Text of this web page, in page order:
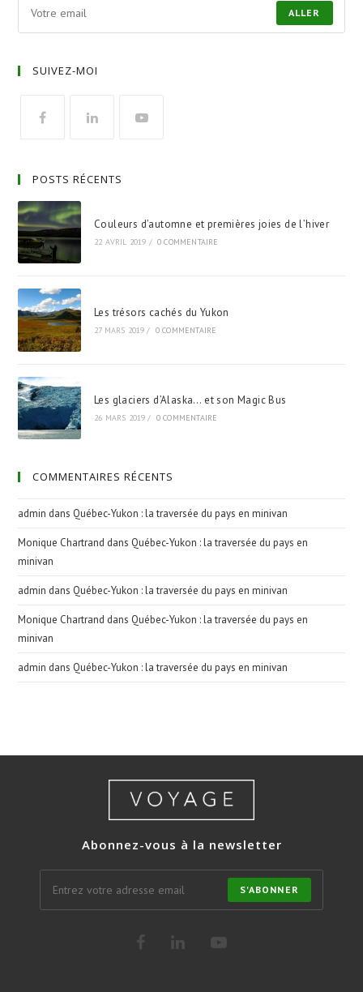
ALLER
SUIVEZ-MOI
POSTS RÉCENTS
Couleurs d’automne et premières joies de l’hiver
22 AVRIL 2019 / 0 COMMENTAIRE
Les trésors cachés du Yukon
27 MARS 2019 / 0 COMMENTAIRE
Les glaciers d’Alaska… et son Magic Bus
26 MARS 2019 / 0 COMMENTAIRE
COMMENTAIRES RÉCENTS
admin dans Québec-Yukon : la traversée du pays en minivan
Monique Chartrand dans Québec-Yukon : la traversée du pays en
minivan
admin dans Québec-Yukon : la traversée du pays en minivan
Monique Chartrand dans Québec-Yukon : la traversée du pays en
minivan
admin dans Québec-Yukon : la traversée du pays en minivan
Abonnez-vous à la newsletter
S'ABONNER